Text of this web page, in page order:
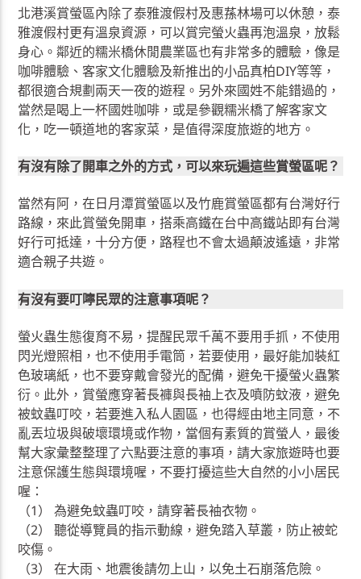
北港溪賞螢區內除了泰雅渡假村及惠蓀林場可以休憩，泰
雅渡假村更有溫泉資源，可以賞完螢火蟲再泡溫泉，放鬆
身心。鄰近的糯米橋休閒農業區也有非常多的體驗，像是
咖啡體驗、客家文化體驗及新推出的小品真柏DIY等等，
都很適合規劃兩天一夜的遊程。另外來國姓不能錯過的，
當然是喝上一杯國姓咖啡，或是參觀糯米橋了解客家文
化，吃一頓道地的客家菜，是值得深度旅遊的地方。
有沒有除了開車之外的方式，可以來玩遍這些賞螢區呢？
當然有阿，在日月潭賞螢區以及竹鹿賞螢區都有台灣好行
路線，來此賞螢免開車，搭乘高鐵在台中高鐵站即有台灣
好行可抵達，十分方便，路程也不會太過顛波遙遠，非常
適合親子共遊。
有沒有要叮嚀民眾的注意事項呢？
螢火蟲生態復育不易，提醒民眾千萬不要用手抓，不使用
閃光燈照相，也不使用手電筒，若要使用，最好能加裝紅
色玻璃紙，也不要穿戴會發光的配備，避免干擾螢火蟲繁
衍。此外，賞螢應穿著長褲與長袖上衣及噴防蚊液，避免
被蚊蟲叮咬，若要進入私人園區，也得經由地主同意，不
亂丟垃圾與破壞環境或作物，當個有素質的賞螢人，最後
幫大家彙整整理了六點要注意的事項，請大家旅遊時也要
注意保護生態與環境喔，不要打擾這些大自然的小小居民
喔：
（1） 為避免蚊蟲叮咬，請穿著長袖衣物。
（2） 聽從導覽員的指示動線，避免踏入草叢，防止被蛇
咬傷。
（3） 在大雨、地震後請勿上山，以免土石崩落危險。